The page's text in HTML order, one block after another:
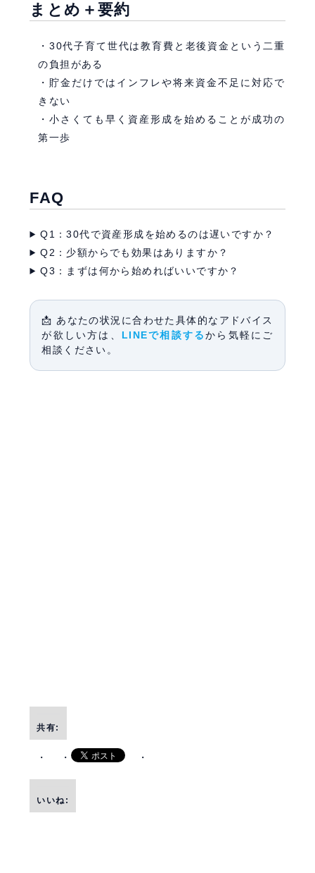
まとめ＋要約
30代子育て世代は教育費と老後資金という二重
の負担がある
貯金だけではインフレや将来資金不足に対応で
きない
小さくても早く資産形成を始めることが成功の
第一歩
FAQ
Q1：30代で資産形成を始めるのは遅いですか？
Q2：少額からでも効果はありますか？
Q3：まずは何から始めればいいですか？
📩 あなたの状況に合わせた具体的なアドバイス
が欲しい方は、 LINEで相談するから気軽にご
相談ください。
共有:
いいね: